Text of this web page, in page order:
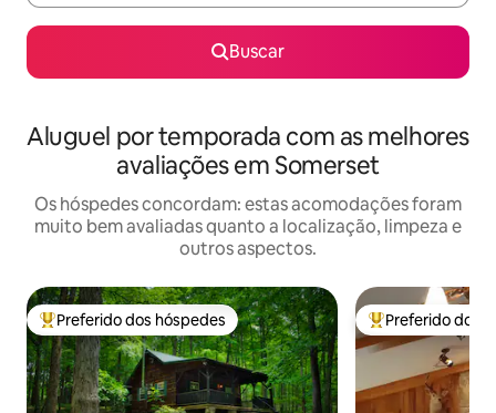
Buscar
Aluguel por temporada com as melhores
avaliações em Somerset
Os hóspedes concordam: estas acomodações foram
muito bem avaliadas quanto a localização, limpeza e
outros aspectos.
Entre os melhores preferidos dos hóspedes
Preferido dos hóspedes Entre os
Preferido dos